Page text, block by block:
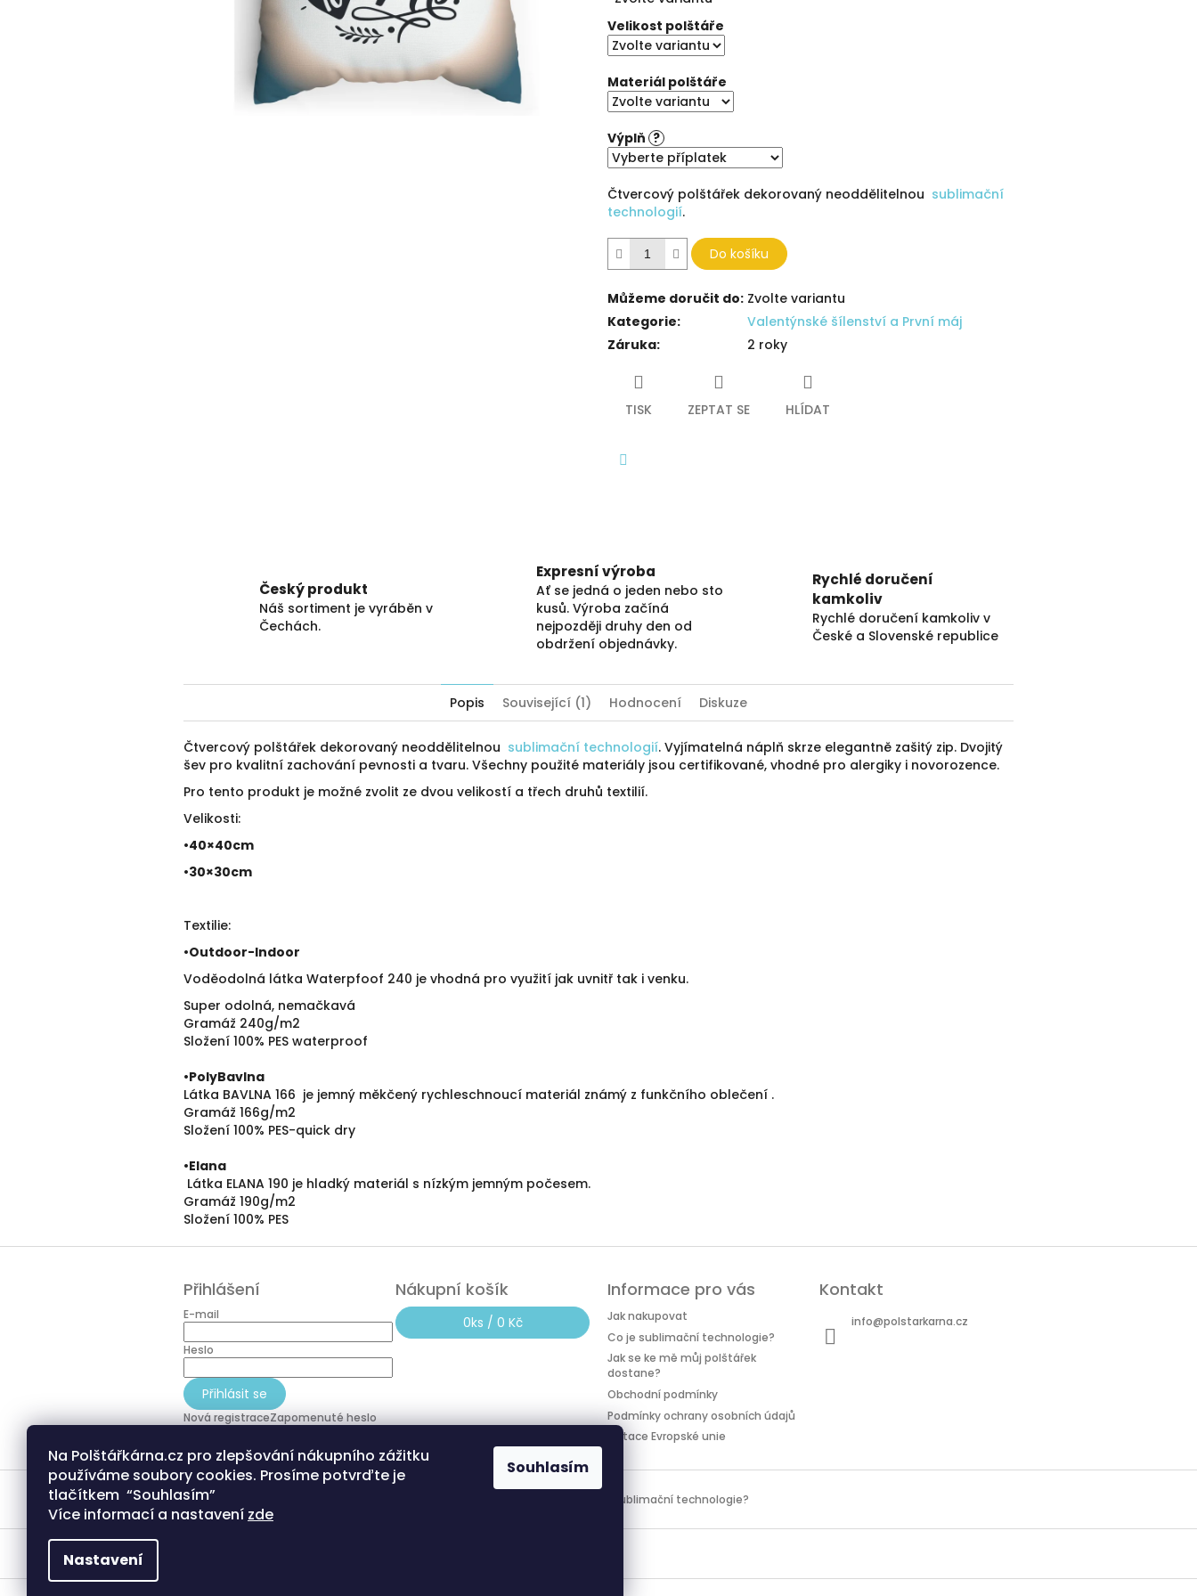
Na Polštářkárna.cz pro zlepšování nákupního zážitku
používáme soubory cookies. Prosíme potvrďte je
tlačítkem “Souhlasím”
Více informací a nastavení zde
Nastavení
Souhlasím
hvězdiček.
Velikost polštáře
Materiál polštáře
Výplň ?
Čtvercový polštářek dekorovaný neoddělitelnou sublimační
technologií.
Do košíku
Můžeme doručit do: Zvolte variantu
Kategorie:
Valentýnské šílenství a První máj
Záruka: 2 roky
TISK ZEPTAT SE HLÍDAT
Český produkt
Náš sortiment je vyráběn v
Čechách.
Expresní výroba
Ať se jedná o jeden nebo sto
kusů. Výroba začíná
nejpozději druhy den od
obdržení objednávky.
Rychlé doručení
kamkoliv
Rychlé doručení kamkoliv v
České a Slovenské republice
Popis Související (1) Hodnocení Diskuze
Čtvercový polštářek dekorovaný neoddělitelnou sublimační technologií. Vyjímatelná náplň skrze elegantně zašitý zip. Dvojitý
šev pro kvalitní zachování pevnosti a tvaru. Všechny použité materiály jsou certifikované, vhodné pro alergiky i novorozence.
Pro tento produkt je možné zvolit ze dvou velikostí a třech druhů textilií.
Velikosti:
•40×40cm
•30×30cm
Textilie:
•Outdoor-Indoor
Voděodolná látka Waterpfoof 240 je vhodná pro využití jak uvnitř tak i venku.
Super odolná, nemačkavá
Gramáž 240g/m2
Složení 100% PES waterproof
•PolyBavlna
Látka BAVLNA 166 je jemný měkčený rychleschnoucí materiál známý z funkčního oblečení .
Gramáž 166g/m2
Složení 100% PES-quick dry
•Elana
Látka ELANA 190 je hladký materiál s nízkým jemným počesem.
Gramáž 190g/m2
Složení 100% PES
Přihlášení
E-mail
Heslo
Přihlásit se
Nová registraceZapomenuté heslo
Nákupní košík
0ks / 0 Kč
Informace pro vás
Jak nakupovat
Co je sublimační technologie?
Jak se ke mě můj polštářek
dostane?
Obchodní podmínky
Podmínky ochrany osobních údajů
Dotace Evropské unie
Kontakt
info@polstarkarna.cz
Co je sublimační technologie?